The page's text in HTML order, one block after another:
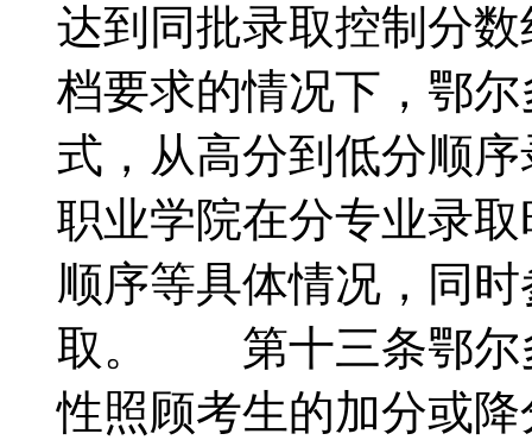
达到同批录取控制分
档要求的情况下，鄂
式，从高分到低分顺
职业学院在分专业录
顺序等具体情况，同
取。 第十三条鄂尔
性照顾考生的加分或